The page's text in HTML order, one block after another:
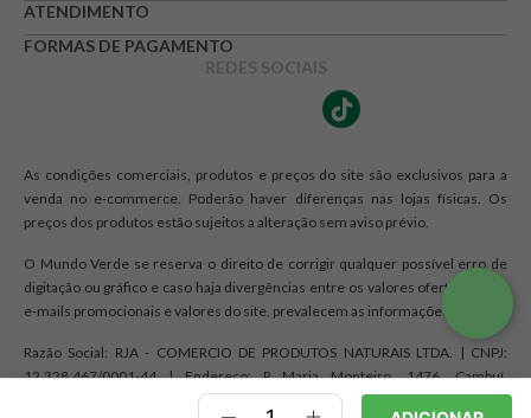
ATENDIMENTO
FORMAS DE PAGAMENTO
REDES SOCIAIS
As condições comerciais, produtos e preços do site são exclusivos para a
venda no e-commerce. Poderão haver diferenças nas lojas físicas. Os
preços dos produtos estão sujeitos a alteração sem aviso prévio.
O Mundo Verde se reserva o direito de corrigir qualquer possível erro de
digitação ou gráfico e caso haja divergências entre os valores ofertados nos
e-mails promocionais e valores do site, prevalecem as informações do site.
Razão Social: RJA - COMERCIO DE PRODUTOS NATURAIS LTDA. | CNPJ:
12.328.467/0001-44 | Endereço: R Maria Monteiro, 1476, Cambuí,
Campinas, SP CEP 13025-150